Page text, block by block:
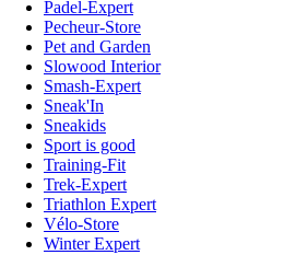
Padel-Expert
Pecheur-Store
Pet and Garden
Slowood Interior
Smash-Expert
Sneak'In
Sneakids
Sport is good
Training-Fit
Trek-Expert
Triathlon Expert
Vélo-Store
Winter Expert